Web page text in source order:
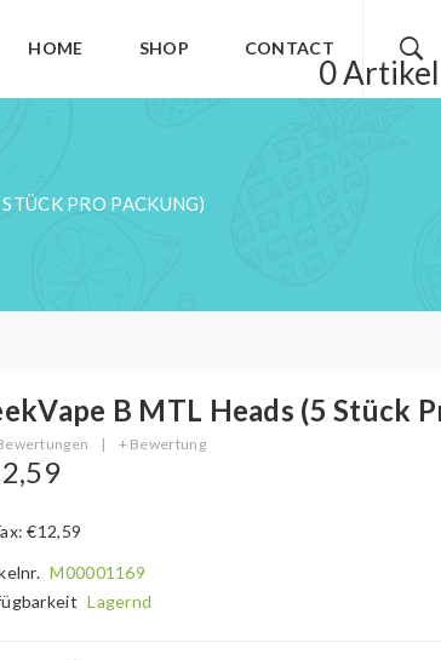
0
HOME SHOP CONTACT
PRO PACKUNG)
B MTL Heads (5 Stück
| + Bewertung
€12,59
M00001169
Lagernd